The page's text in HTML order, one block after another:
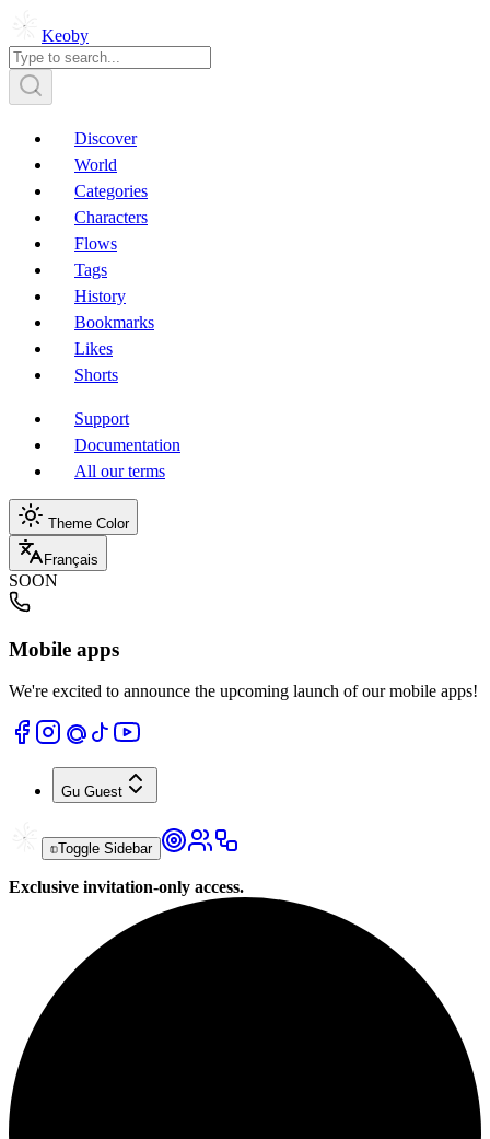
Keoby
Discover
World
Categories
Characters
Flows
Tags
History
Bookmarks
Likes
Shorts
Support
Documentation
All our terms
Theme Color
Français
SOON
Mobile apps
We're excited to announce the upcoming launch of our mobile apps!
Gu Guest
Toggle Sidebar
Exclusive invitation-only access.